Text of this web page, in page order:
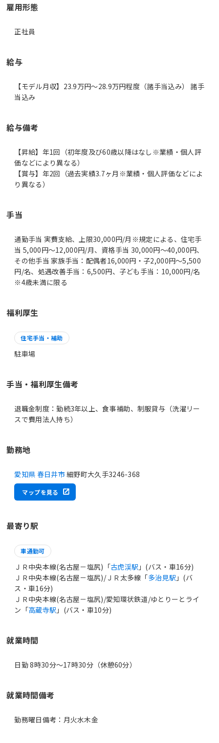
雇用形態
正社員
給与
【モデル月収】23.9万円〜28.9万円程度（諸手当込み） 諸手
当込み
給与備考
【昇給】年1回（初年度及び60歳以降はなし※業績・個人評
価などにより異なる）
【賞与】年2回（過去実績3.7ヶ月※業績・個人評価などによ
り異なる）
手当
通勤手当 実費支給、上限30,000円/月※規定による、住宅手
当 5,000円～12,000円/月、資格手当 30,000円～40,000円、
その他手当 家族手当：配偶者16,000円・子2,000円～5,500
円/名、処遇改善手当：6,500円、子ども手当：10,000円/名
※4歳未満に限る
福利厚生
住宅手当・補助
駐車場
手当・福利厚生備考
退職金制度：勤続3年以上、食事補助、制服貸与（洗濯リー
スで費用法人持ち）
勤務地
愛知県 春日井市 細野町大久手3246-368
マップを見る
最寄り駅
車通勤可
ＪＲ中央本線(名古屋－塩尻)「古虎渓駅 」(バス・車16分)
ＪＲ中央本線(名古屋－塩尻)/ＪＲ太多線「多治見駅 」(バ
ス・車16分)
ＪＲ中央本線(名古屋－塩尻)/愛知環状鉄道/ゆとりーとライ
ン「高蔵寺駅 」(バス・車10分)
就業時間
日勤 8時30分〜17時30分（休憩60分）
就業時間備考